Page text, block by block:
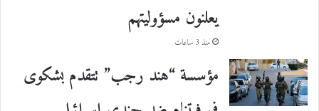
يعلنون مسؤوليتهم
منذ 3 ساعات
مؤسسة “هند رجب” تتقدم بشكوى